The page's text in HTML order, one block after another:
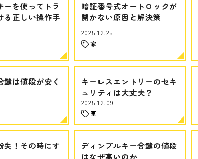
ーを使ってトラ
る正しい操作手
暗証番号式オートロックが
開かない原因と解決策
2025.12.25
家
鍵は値段が安く
キーレスエントリーのセキ
ュリティは大丈夫？
2025.12.09
車
失！その時にす
ディンプルキー合鍵の値段
はなぜ高いのか